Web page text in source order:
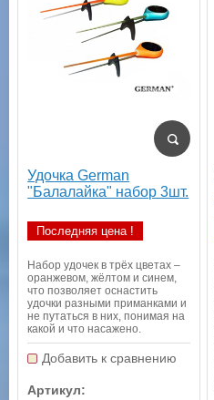
Удочка German
"Балалайка" набор 3шт.
Последняя цена !
Набор удочек в трёх цветах –
оранжевом, жёлтом и синем,
что позволяет оснастить
удочки разными приманками и
не путаться в них, понимая на
какой и что насажено.
Добавить к сравнению
Артикул: